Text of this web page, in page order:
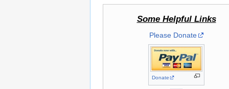
Some Helpful Links
Please Donate
Donate